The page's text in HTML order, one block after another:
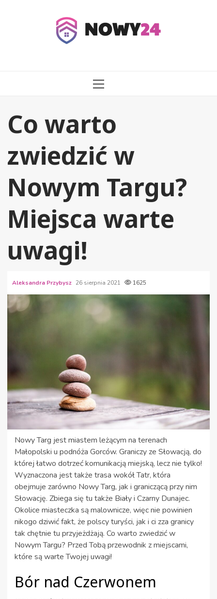
MENU
Co warto
zwiedzić w
Nowym Targu?
Miejsca warte
uwagi!
Aleksandra Przybysz 26 sierpnia 2021 1625
Nowy Targ jest miastem leżącym na terenach
Małopolski u podnóża Gorców. Graniczy ze Słowacją, do
której łatwo dotrzeć komunikacją miejską, lecz nie tylko!
Wyznaczona jest także trasa wokół Tatr, która
obejmuje zarówno Nowy Targ, jak i graniczącą przy nim
Słowację. Zbiega się tu także Biały i Czarny Dunajec.
Okolice miasteczka są malownicze, więc nie powinien
nikogo dziwić fakt, że polscy turyści, jak i ci zza granicy
tak chętnie tu przyjeżdżają. Co warto zwiedzić w
Nowym Targu? Przed Tobą przewodnik z miejscami,
które są warte Twojej uwagi!
Bór nad Czerwonem